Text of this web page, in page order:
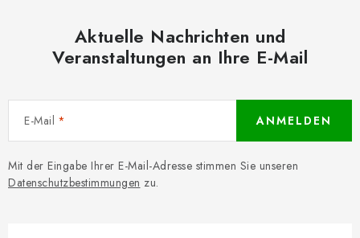
Aktuelle Nachrichten und
Veranstaltungen an Ihre E-Mail
E-Mail
Mit der Eingabe Ihrer E-Mail-Adresse stimmen Sie unseren
Datenschutzbestimmungen zu.
ANMELDEN